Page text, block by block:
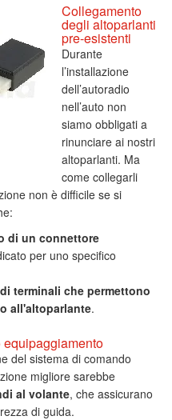
Collegamento
degli altoparlanti
pre-esistenti
Durante
l’installazione
dell’autoradio
nell’auto non
siamo obbligati a
rinunciare ai nostri
altoparlanti. Ma
come collegarli
non è difficile se si
di un connettore
per uno specifico
terminali che permettono
all'altoparlante.
del sistema di comando
migliore sarebbe
al volante, che assicurano
di guida.